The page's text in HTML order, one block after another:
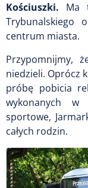
Kościuszki. Ma
Trybunalskiego
centrum miasta.
Przypomnijmy,
niedzieli. Oprócz
próbę pobicia
wykonanych w
sportowe,
całych rodzin.